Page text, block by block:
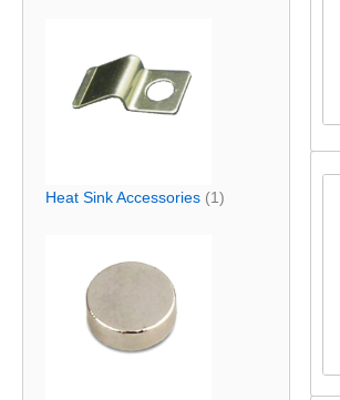
Heat Sink Accessories (1)